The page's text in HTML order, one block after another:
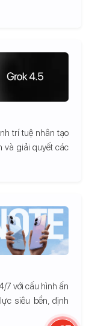
trí tuệ nhân tạo
và giải quyết các
7 với cấu hình ấn
siêu bền, định